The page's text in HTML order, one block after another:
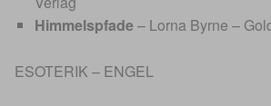
Himmelspfade– Lorna Byrne –
ESOTERIK – ENGEL